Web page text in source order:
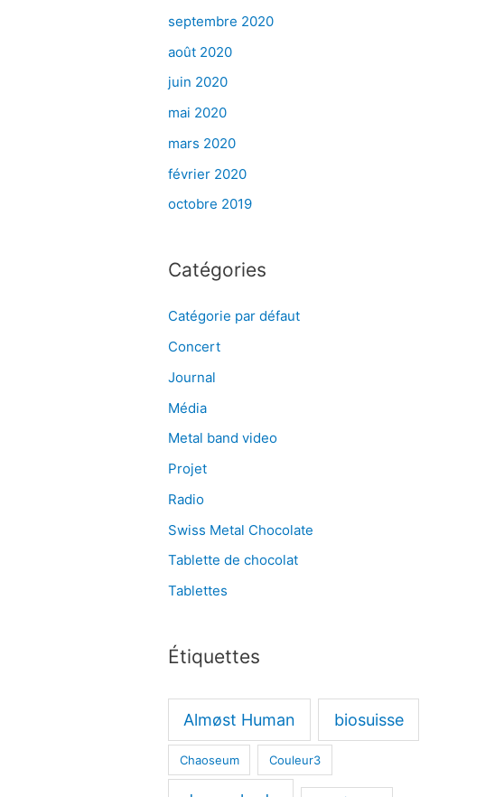
septembre 2020
août 2020
juin 2020
mai 2020
mars 2020
février 2020
octobre 2019
Catégories
Catégorie par défaut
Concert
Journal
Média
Metal band video
Projet
Radio
Swiss Metal Chocolate
Tablette de chocolat
Tablettes
Étiquettes
Almøst Human biosuisse
Chaoseum Couleur3